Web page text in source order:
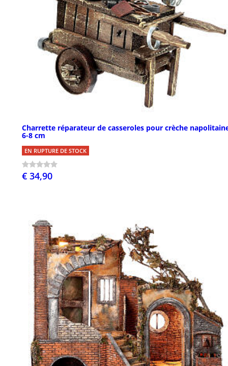
Charrette réparateur de casseroles pour crèche
6-8 cm
EN RUPTURE DE STOCK
€ 34,90